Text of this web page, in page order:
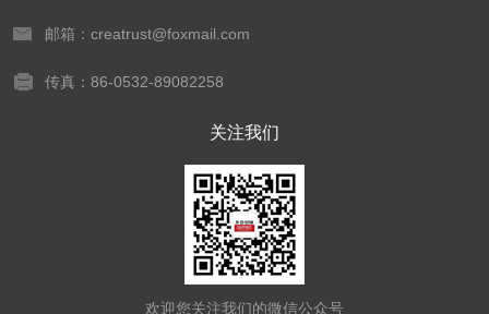
邮箱：creatrust@foxmail.com
传真：86-0532-89082258
关注我们
欢迎您关注我们的微信公众号